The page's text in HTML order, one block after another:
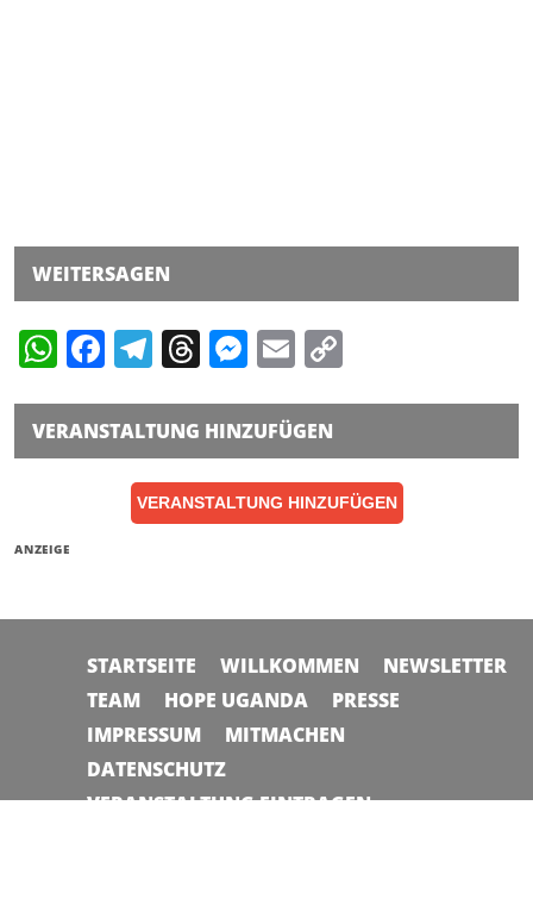
WEITERSAGEN
WhatsApp
Facebook
Telegram
Threads
Messenger
Email
VERANSTALTUNG HINZUFÜGEN
VERANSTALTUNG HINZUFÜGEN
ANZEIGE
STARTSEITE WILLKOMMEN
NEWSLETTER
TEAM
HOPE UGANDA
PRESSE
IMPRESSUM
MITMACHEN
DATENSCHUTZ
VERANSTALTUNG EINTRAGEN